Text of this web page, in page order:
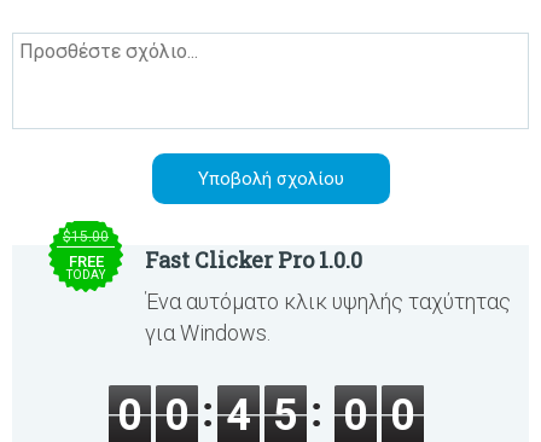
$15.00
FREE
TODAY
Fast Clicker Pro 1.0.0
Ένα αυτόματο κλικ υψηλής ταχύτητας
για Windows.
0 0 4 5 0 0